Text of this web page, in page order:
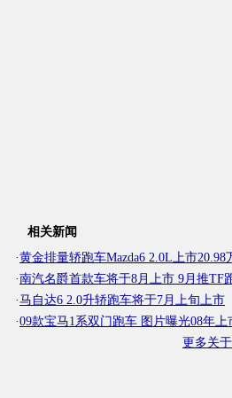
相关新闻
·黄金排量轿跑车Mazda6 2.0L上市20.98
·南汽名爵首款车将于8月上市 9月推TF
·马自达6 2.0升轿跑车将于7月上旬上市
·09款宝马1系双门跑车 图片曝光08年上
更多关于